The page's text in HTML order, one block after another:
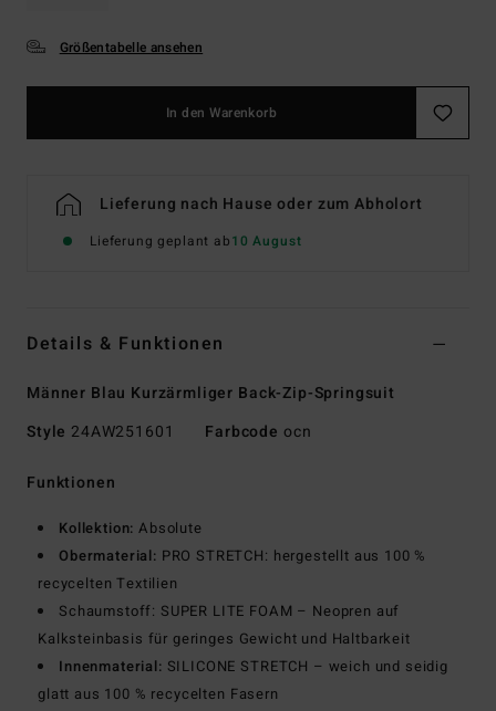
Größentabelle ansehen
In den Warenkorb
Lieferung nach Hause oder zum Abholort
Lieferung geplant ab10 August
Details & Funktionen
Männer Blau Kurzärmliger Back-Zip-Springsuit
Style 24AW251601 Farbcode ocn
Funktionen
Kollektion:Absolute
Obermaterial: PRO STRETCH: hergestellt aus 100 %
recycelten Textilien
Schaumstoff: SUPER LITE FOAM – Neopren auf
Kalksteinbasis für geringes Gewicht und Haltbarkeit
Innenmaterial: SILICONE STRETCH – weich und seidig
glatt aus 100 % recycelten Fasern